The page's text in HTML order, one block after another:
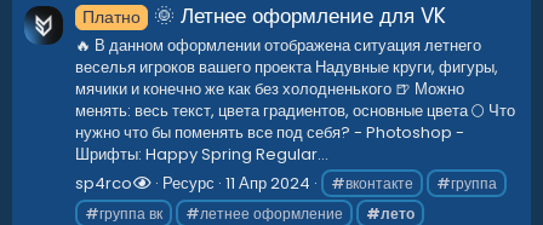
Платно 🌞 Летнее оформление для VK
🔥 В данном оформлении отображена ситуация летнего
веселья игроков вашего проекта Надувные круги, фигуры,
мячики и конечно же как без холодненького 🍺 Можно
менять: весь текст, цвета градиентов, основные цвета 🌕 Что
нужно что бы поменять все под себя? - Photoshop -
Шрифты: Happy Spring Regular...
sp4rco
Ресурс 11 Апр 2024 #вконтакте
#группа
#группа вк
#летнее оформление
#лето